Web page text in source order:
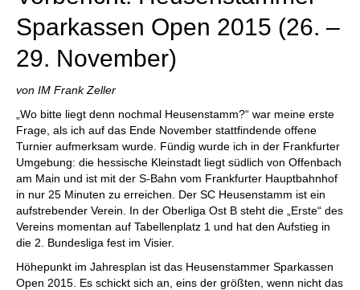
Sparkassen Open 2015 (26. –
29. November)
von IM Frank Zeller
„Wo bitte liegt denn nochmal Heusenstamm?“ war meine erste
Frage, als ich auf das Ende November stattfindende offene
Turnier aufmerksam wurde. Fündig wurde ich in der Frankfurter
Umgebung: die hessische Kleinstadt liegt südlich von Offenbach
am Main und ist mit der S-Bahn vom Frankfurter Hauptbahnhof
in nur 25 Minuten zu erreichen. Der SC Heusenstamm ist ein
aufstrebender Verein. In der Oberliga Ost B steht die „Erste“ des
Vereins momentan auf Tabellenplatz 1 und hat den Aufstieg in
die 2. Bundesliga fest im Visier.
Höhepunkt im Jahresplan ist das Heusenstammer Sparkassen
Open 2015. Es schickt sich an, eins der größten, wenn nicht das